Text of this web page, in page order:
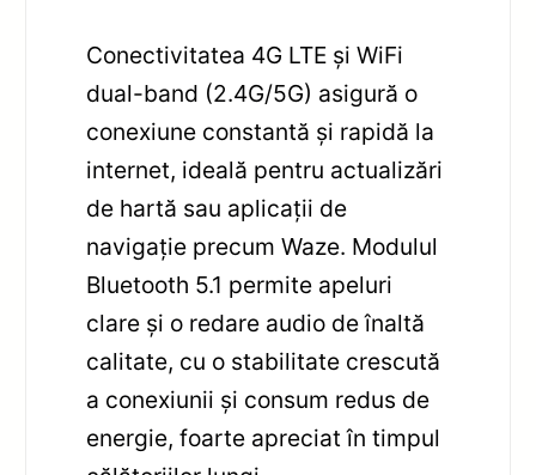
Conectivitatea 4G LTE și WiFi
dual-band (2.4G/5G) asigură o
conexiune constantă și rapidă la
internet, ideală pentru actualizări
de hartă sau aplicații de
navigație precum Waze. Modulul
Bluetooth 5.1 permite apeluri
clare și o redare audio de înaltă
calitate, cu o stabilitate crescută
a conexiunii și consum redus de
energie, foarte apreciat în timpul